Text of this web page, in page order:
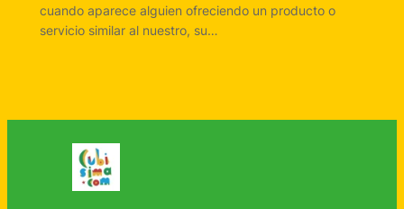
cuando aparece alguien ofreciendo un producto o
servicio similar al nuestro, su…